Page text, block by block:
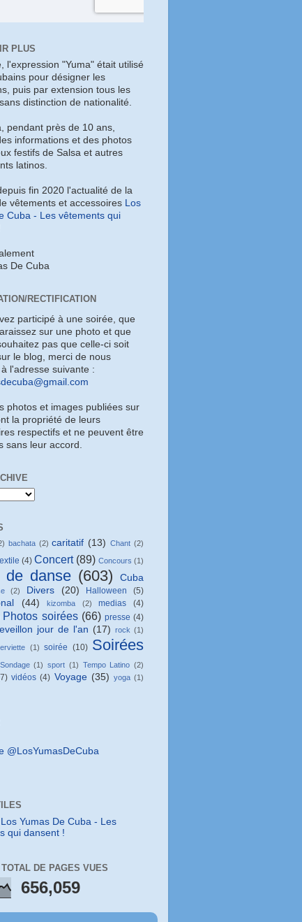
PLUS
l'expression "Yuma" était utilisé
pour désigner les
puis par extension tous les
distinction de nationalité.
pendant près de 10 ans,
informations et des photos
festifs de Salsa et autres
latinos.
fin 2020 l'actualité de la
vêtements et accessoires Los
Cuba - Les vêtements qui
De Cuba
RECTIFICATION
participé à une soirée, que
sur une photo et que
pas que celle-ci soit
le blog, merci de nous
à l'adresse suivante :
photos et images publiées sur
la propriété de leurs
respectifs et ne peuvent être
sans leur accord.
bachata (2) caritatif (13) Chant (2)
(4) Concert (89) Concours (1)
de danse (603)
Cuba
(2) Divers (20) Halloween (5)
(44) kizomba (2) medias (4)
Photos soirées (66) presse (4)
jour de l'an (17) rock (1)
(1) soirée (10) Soirées
Sondage (1) sport (1) Tempo Latino (2)
vidéos (4) Voyage (35) yoga (1)
@LosYumasDeCuba
Yumas De Cuba - Les
qui dansent !
DE PAGES VUES
656,059